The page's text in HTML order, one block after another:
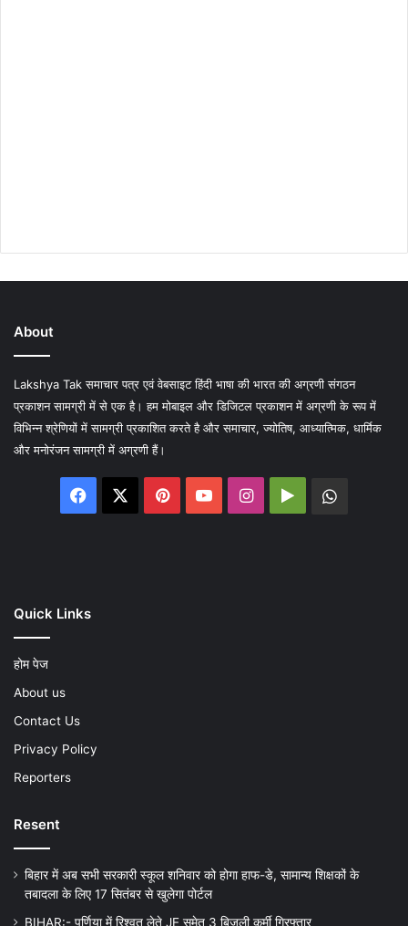
About
Lakshya Tak समाचार पत्र एवं वेबसाइट हिंदी भाषा की भारत की अग्रणी संगठन
प्रकाशन सामग्री में से एक है। हम मोबाइल और डिजिटल प्रकाशन में अग्रणी के रूप में
विभिन्न श्रेणियों में सामग्री प्रकाशित करते है और समाचार, ज्योतिष, आध्यात्मिक, धार्मिक
और मनोरंजन सामग्री में अग्रणी हैं।
Facebook PinterestYouTubeInstagram
Google
Quick Links
होम पेज
About us
Contact Us
Privacy Policy
Reporters
Resent
बिहार में अब सभी सरकारी स्कूल शनिवार को होगा हाफ-डे, सामान्य शिक्षकों के
तबादला के लिए 17 सितंबर से खुलेगा पोर्टल
BIHAR:- पूर्णिया में रिश्वत लेते JE समेत 3 बिजली कर्मी गिरफ्तार